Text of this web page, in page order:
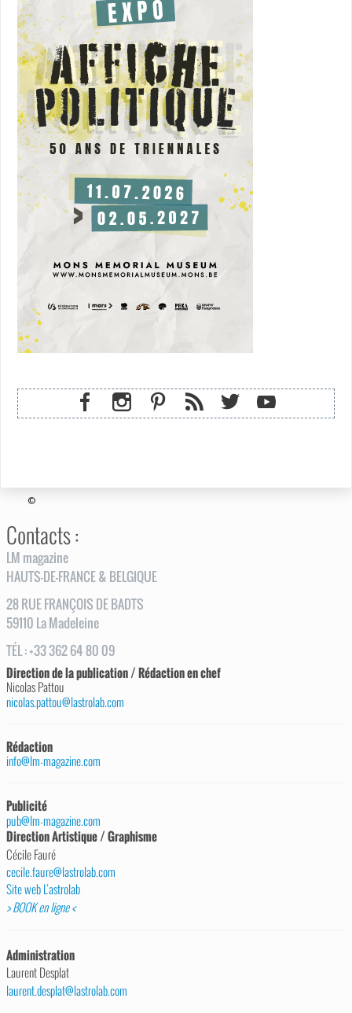
©
Contacts :
LM magazine
HAUTS-DE-FRANCE & BELGIQUE
28RUEFRANÇOIS DE BADTS
59110 La Madeleine
TÉL:+33 362 64 80 09
Direction de la publication / Rédaction en chef
Nicolas Pattou
nicolas.pattou@lastrolab.com
Rédaction
info@lm-magazine.com
Publicité
pub@lm-magazine.com
Direction Artistique / Graphisme
Cécile Fauré
cecile.faure@lastrolab.com
Site web L’astrolab
> BOOK en ligne <
Administration
Laurent Desplat
laurent.desplat@lastrolab.com